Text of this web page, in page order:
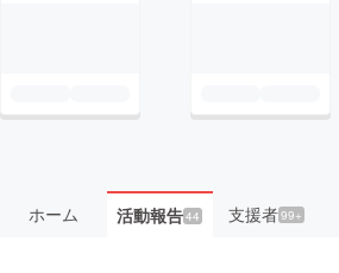
ホーム 活動報告44 支援者99+